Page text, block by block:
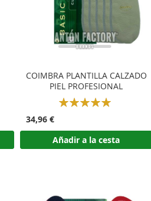
COIMBRA PLANTILLA CALZADO
PIEL PROFESIONAL
Rating:
34,96 €
Añadir a la cesta